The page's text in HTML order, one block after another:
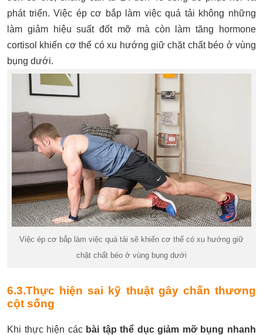
phát triển. Việc ép cơ bắp làm việc quá tải không những
làm giảm hiệu suất đốt mỡ mà còn làm tăng hormone
cortisol khiến cơ thể có xu hướng giữ chặt chất béo ở vùng
bụng dưới.
Việc ép cơ bắp làm việc quá tải sẽ khiến cơ thể có xu hướng giữ
chặt chất béo ở vùng bụng dưới
6.3.Thực hiện sai kỹ thuật gây chấn thương
cột sống
Khi thực hiện các bài tập thể dục giảm mỡ bụng nhanh